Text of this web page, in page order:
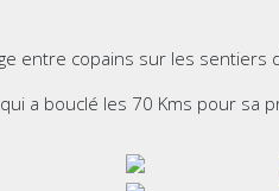
entre copains sur les sentiers
a bouclé les 70 Kms pour